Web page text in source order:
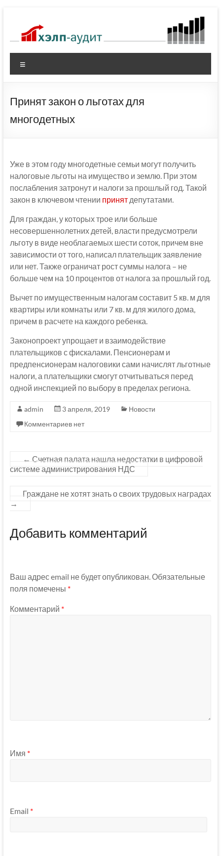
содержимому
Принят закон о льготах для
многодетных
Уже в этом году многодетные семьи могут получить
налоговые льготы на имущество и землю. При этом
послабления затронут и налоги за прошлый год. Такой
закон в ключевом чтении принятдепутатами.
Для граждан, у которых трое или больше
несовершеннолетних детей, власти предусмотрели
льготу в виде необлагаемых шести соток, причем вне
зависимости от того, написал плательщик заявление
или нет. Также ограничат рост суммы налога – не
больше чем на 10 процентов от налога за прошлый год.
Вычет по имущественным налогам составит 5 кв. м для
квартиры или комнаты или 7 кв. м для жилого дома,
причем в расчете на каждого ребенка.
Законопроект упрощает и взаимодействие
плательщиков с фискалами. Пенсионерам и
предпенсионерам налоговики сами начислят льготные
налоги, а плательщики смогут отчитываться перед
одной инспекцией по выбору в пределах региона.
admin 3 апреля, 2019
Новости
Комментариев нет
← Счетная палата нашла недостатки в цифровой
системе администрирования НДС
Граждане не хотят знать о своих трудовых наградах
→
Добавить комментарий
Ваш адрес email не будет опубликован. Обязательные
поля помечены *
Комментарий *
Имя *
Email *